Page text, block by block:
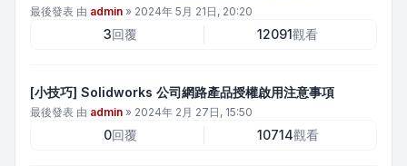
最後發表 由 admin » 2024年 5月 21日, 20:20
3回覆 12091觀看
[小技巧] Solidworks 公司網路產品授權啟用注意事項
最後發表 由 admin » 2024年 2月 27日, 15:50
0回覆 10714觀看